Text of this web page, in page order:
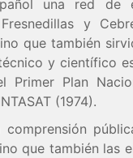
una red de
y
que también
y científico
Primer Plan
(1974).
que también las